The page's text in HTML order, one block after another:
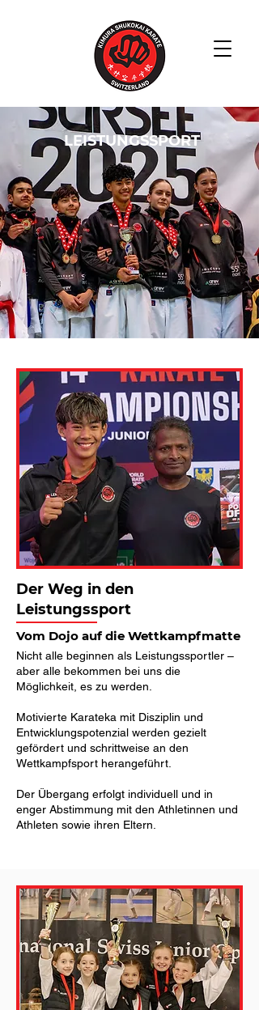
LEISTUNGSSPORT
Der Weg in den
Leistungssport
Nicht alle beginnen als Leistungssportler –
aber alle bekommen bei uns die
Möglichkeit, es zu werden.
Motivierte Karateka mit Disziplin und
Entwicklungspotenzial werden gezielt
gefördert und schrittweise an den
Wettkampfsport herangeführt.
Der Übergang erfolgt individuell und in
enger Abstimmung mit den Athletinnen und
Athleten sowie ihren Eltern.
Vom Dojo auf die Wettkampfmatte